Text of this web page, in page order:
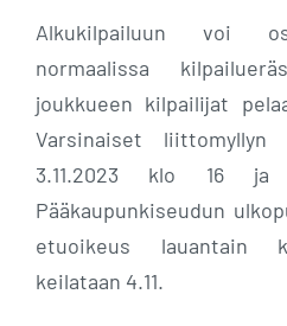
Alkukilpailuun voi
normaalissa
joukkueen kilpailijat
Varsinaiset liittomyllyn
3.11.2023 klo 16 ja
Pääkaupunkiseudun
etuoikeus lauantain
keilataan 4.11.